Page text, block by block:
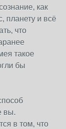
как
планету и всё
что
такое
бы
вы.
в том, что